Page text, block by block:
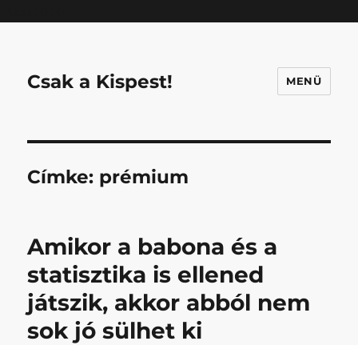
Csak a Kispest! MENÜ
Címke: prémium
Amikor a babona és a
statisztika is ellened
játszik, akkor abból nem
sok jó sülhet ki